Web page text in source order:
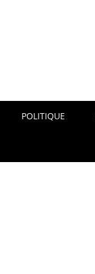
POLITIQUE